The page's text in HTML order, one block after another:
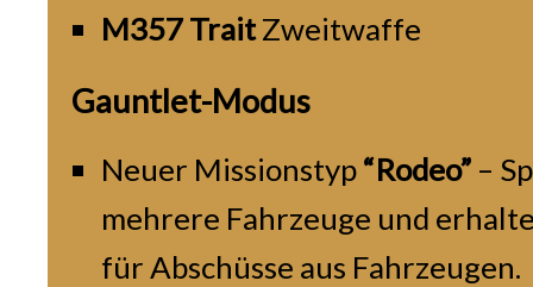
M357 TraitZweitwaffe
Gauntlet-Modus
Neuer Missionstyp“Rodeo” –
mehrere Fahrzeuge und
für Abschüsse aus Fahrzeugen.